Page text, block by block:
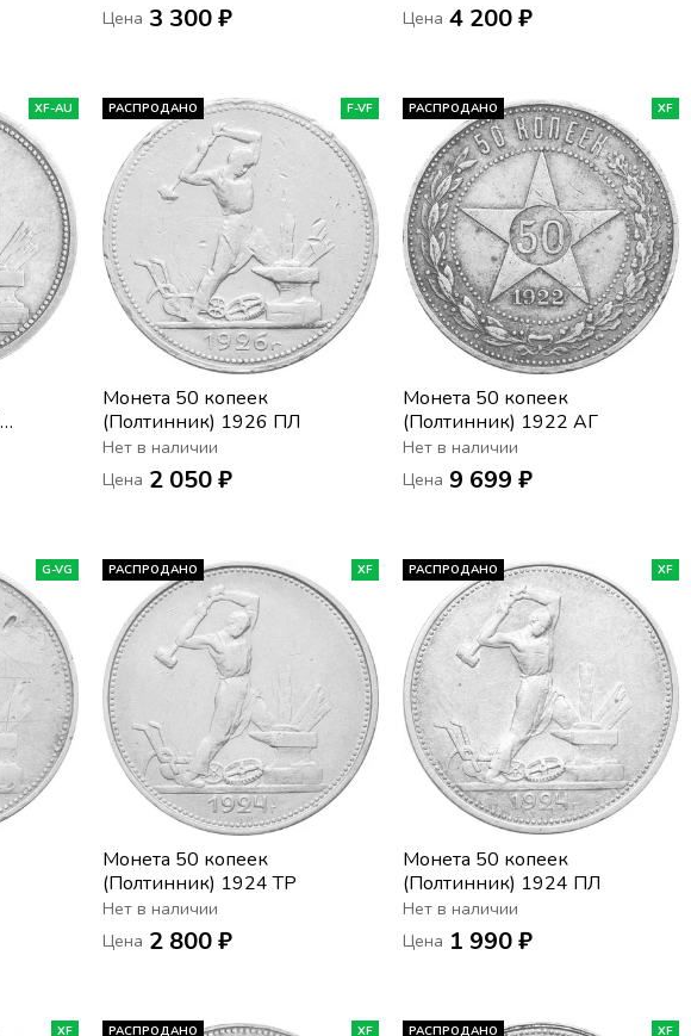
Цена 3 300 ₽
Цена 4 200 ₽
XF-AU РАСПРОДАНО F-VF
Монета 50 копеек
(Полтинник) 1926 ПЛ
Нет в наличии
Цена 2 050 ₽
РАСПРОДАНО XF
Монета 50 копеек
(Полтинник) 1922 АГ
Нет в наличии
Цена 9 699 ₽
G-VG РАСПРОДАНО XF
Монета 50 копеек
(Полтинник) 1924 ТР
Нет в наличии
Цена 2 800 ₽
РАСПРОДАНО XF
Монета 50 копеек
(Полтинник) 1924 ПЛ
Нет в наличии
Цена 1 990 ₽
XF РАСПРОДАНО XF РАСПРОДАНО XF